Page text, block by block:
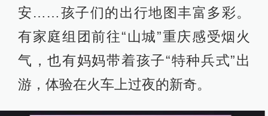
安……孩子们的出行地图丰富多彩。
有家庭组团前往“山城”重庆感受烟火
气，也有妈妈带着孩子“特种兵式”出
游，体验在火车上过夜的新奇。